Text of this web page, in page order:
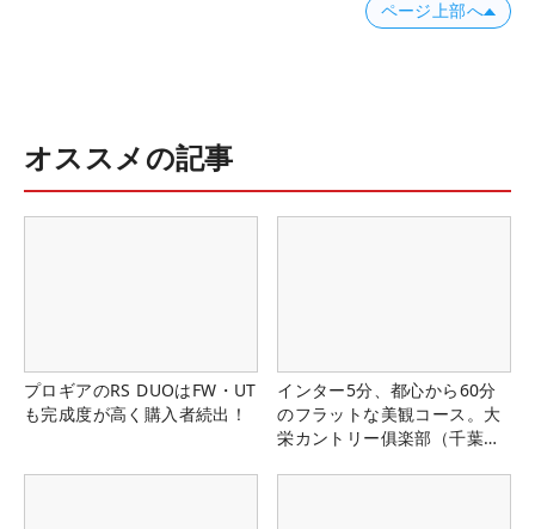
ページ上部へ
オススメの記事
プロギアのRS DUOはFW・UT
も完成度が高く購入者続出！
インター5分、都心から60分
のフラットな美観コース。大
栄カントリー俱楽部（千葉